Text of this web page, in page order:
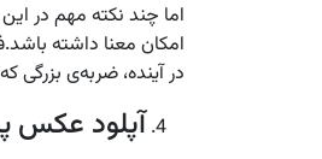
اما چند نکته مهم در
امکان معنا داشته
در آینده، ضربه‌ی بزرگی
آپلود عکس